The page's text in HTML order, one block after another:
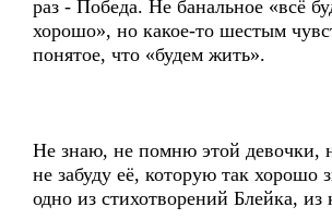
раз - Победа. Не банальное «всё
хорошо», но какое-то шестым
понятое, что «будем жить».
Не знаю, не помню этой девочки,
не забуду её, которую так хорошо
одно из стихотворений Блейка, из